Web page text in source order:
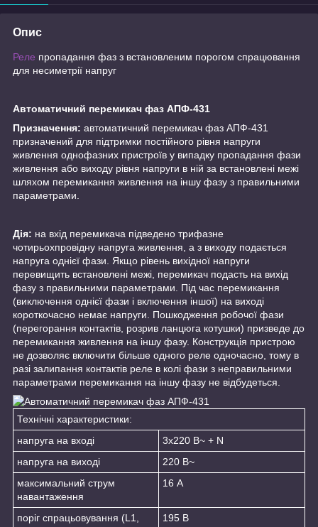
Опис
Реле пропадання фаз з встановленим порогом спрацювання
для несиметрії напруг
Автоматичний перемикач фаз АПФ-431
Призначення: автоматичний перемикач фаз АПФ-431
призначений для підтримки постійного рівня напруги
живлення однофазних пристроїв у випадку пропадання фази
живлення або виходу рівня напруги в ній за встановлені межі
шляхом перемикання живлення на іншу фазу з правильними
параметрами.
Дія: на вхід перемикача підведено трифазне
чотирьохпровідну напруга живлення, а з виходу подається
напруга однієї фази. Якщо рівень вихідної напруги
перевищить встановлені межі, перемикач подасть на вихід
фазу з правильними параметрами. Під час перемикання
(виключення однієї фази і включення іншої) на виході
короткочасно немає напруги. Пошкодження робочої фази
(перегорання контактів, розрив ланцюга котушки) призведе до
перемикання живлення на іншу фазу. Конструкція пристрою
не дозволяє включити більше одного реле одночасно, тому в
разі залипання контактів реле в колі фази з неправильними
параметрами перемикання на іншу фазу не відбудеться.
Технічні характеристики:
напруга на вході
3х220 В~ + N
напруга на виході
220 В~
максимальний струм
навантаження
16 А
поріг спрацьовування (L1,
195 В